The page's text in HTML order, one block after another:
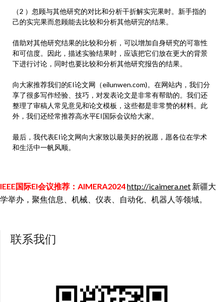
（2 ）忽顾与其他研究的对比和分析干折解实完果时。新手指的
己的实完果而忽顾能去比较和分析其他研完的结果。
借助对其他研究结果的比较和分析，可以增加自身研究的可靠性
和可信度。因此，描述实验结果时，应该把它们放在更大的背景
下进行讨论，同时也要比较和分析其他研究报告的结果。
向大家推荐我们的EI论文网（eilunwen.com)。在网站内，我们分
享了很多写作经验、技巧，对发表论文是非常有帮助的。我们还
整理了审稿人常见意见和论文模板，这些都是非常赞的材料。此
外，我们还经常推荐高水平EI国际会议给大家。
最后，我代表EI论文网向大家致以最美好的祝愿，愿各位在学术
和生活中一帆风顺。
IEEE国际EI会议推荐：AIMERA2024http://icaimera.net 新疆大
学举办，聚焦信息、机械、仪表、自动化、机器人等领域。
联系我们